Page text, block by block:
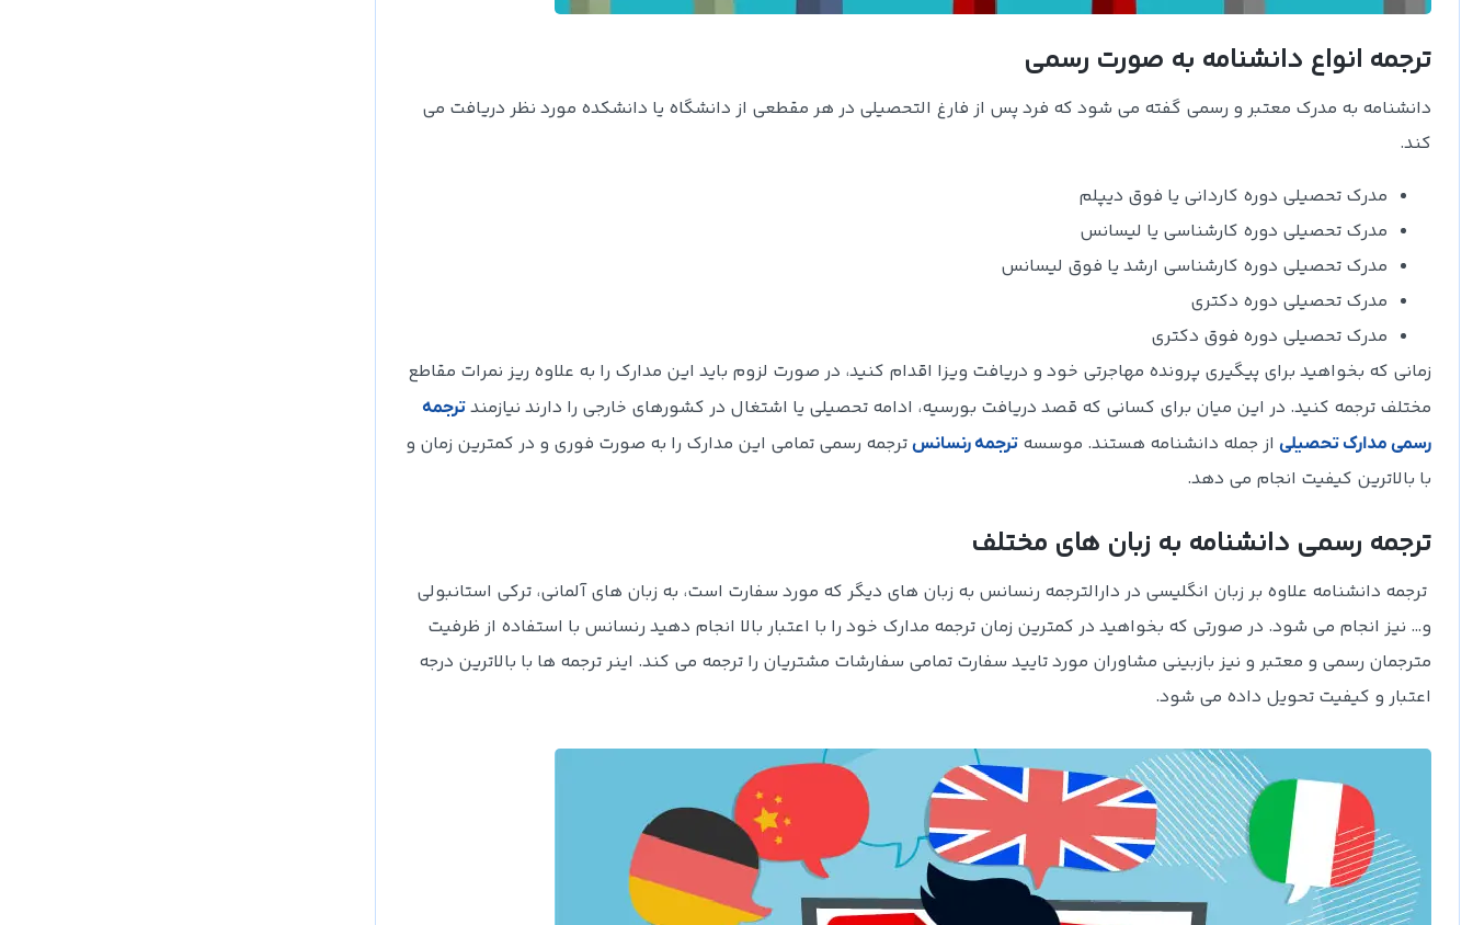
ترجمه انواع دانشنامه به صورت رسمی
دانشنامه به مدرک معتبر و رسمی گفته می شود که فرد پس از فارغ التحصیلی در هر مقطعی از دانشگاه یا دانشکده مورد نظر دریافت می
کند.
مدرک تحصیلی دوره کاردانی یا فوق دیپلم
مدرک تحصیلی دوره کارشناسی یا لیسانس
مدرک تحصیلی دوره کارشناسی ارشد یا فوق لیسانس
مدرک تحصیلی دوره دکتری
مدرک تحصیلی دوره فوق دکتری
زمانی که بخواهید برای پیگیری پرونده مهاجرتی خود و دریافت ویزا اقدام کنید، در صورت لزوم باید این مدارک را به علاوه ریز نمرات مقاطع
مختلف ترجمه کنید. در این میان برای کسانی که قصد دریافت بورسیه، ادامه تحصیلی یا اشتغال در کشورهای خارجی را دارند نیازمند ترجمه
رسمی مدارک تحصیلی از جمله دانشنامه هستند. موسسه ترجمه رنسانس ترجمه رسمی تمامی این مدارک را به صورت فوری و در کمترین زمان و
با بالاترین کیفیت انجام می دهد.
ترجمه رسمی دانشنامه به زبان های مختلف
ترجمه دانشنامه علاوه بر زبان انگلیسی در دارالترجمه رنسانس به زبان های دیگر که مورد سفارت است، به زبان های آلمانی، ترکی استانبولی
و… نیز انجام می شود. در صورتی که بخواهید در کمترین زمان ترجمه مدارک خود را با اعتبار بالا انجام دهید رنسانس با استفاده از ظرفیت
مترجمان رسمی و معتبر و نیز بازبینی مشاوران مورد تایید سفارت تمامی سفارشات مشتریان را ترجمه می کند. اینر ترجمه ها با بالاترین درجه
اعتبار و کیفیت تحویل داده می شود.